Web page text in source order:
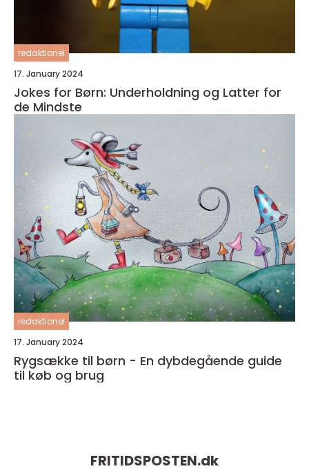
redaktionel
17. January 2024
Jokes for Børn: Underholdning og Latter for
de Mindste
redaktionel
17. January 2024
Rygsække til børn - En dybdegående guide
til køb og brug
FRITIDSPOSTEN.dk